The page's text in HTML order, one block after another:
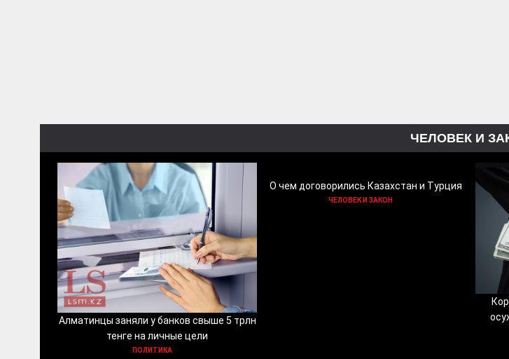
ЧЕЛОВЕК И
Алматинцы заняли у банков свыше 5 трлн
тенге на личные цели
ПОЛИТИКА
О чем договорились Казахстан и Турция
ЧЕЛОВЕК И ЗАКОН